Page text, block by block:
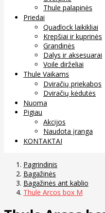
Thule palapinės
Priedai
Quadlock laikikliai
Krepšiai ir kuprinės
Grandinės
Dalys ir aksesuarai
Voile dirželiai
Thule Vaikams
Dviračių priekabos
Dviračių kėdutės
Nuoma
Pigiau
Akcijos
Naudota įranga
KONTAKTAI
Pagrindinis
Bagažinės
Bagažinės ant kablio
Thule Arcos box M